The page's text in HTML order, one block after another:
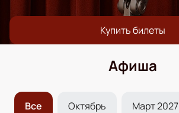
Купить билеты
Афиша
Все Октябрь Март 2027